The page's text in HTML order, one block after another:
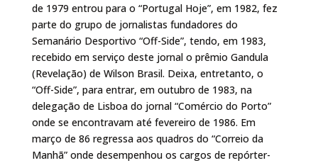
de 1979 entrou para o “Portugal Hoje”, em 1982, fez
parte do grupo de jornalistas fundadores do
Semanário Desportivo “Off-Side”, tendo, em 1983,
recebido em serviço deste jornal o prêmio Gandula
(Revelação) de Wilson Brasil. Deixa, entretanto, o
“Off-Side”, para entrar, em outubro de 1983, na
delegação de Lisboa do jornal “Comércio do Porto”
onde se encontravam até fevereiro de 1986. Em
março de 86 regressa aos quadros do “Correio da
Manhã” onde desempenhou os cargos de repórter-